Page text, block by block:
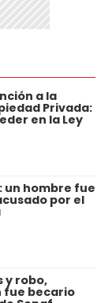
a la
Privada:
en la Ley
un hombre fue
por el
y robo,
fue becario